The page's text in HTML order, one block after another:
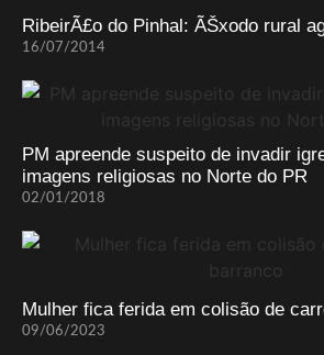
RibeirÃ£o do Pinhal: ÃŠxodo rural
16/07/2014
PM apreende suspeito de invadir
imagens religiosas no Norte do PR
02/01/2018
Mulher fica ferida em colisão de
09/06/2023